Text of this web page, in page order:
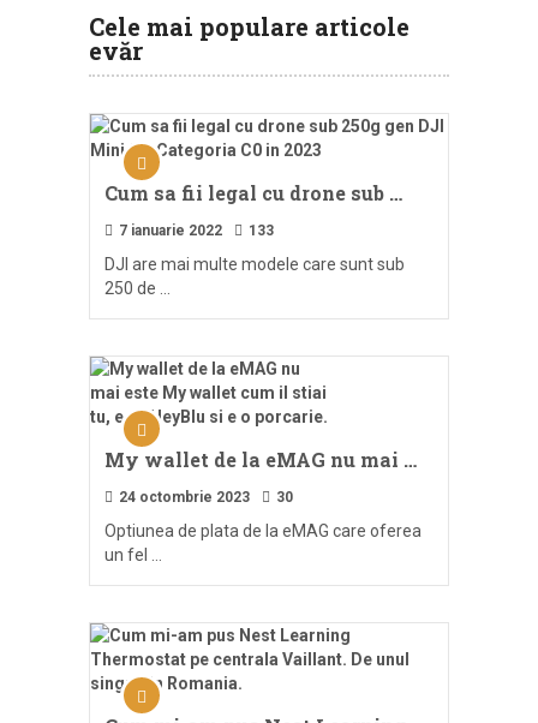
Cele mai populare articole
evăr
Cum sa fii legal cu drone sub …
7 ianuarie 2022 133
DJI are mai multe modele care sunt sub
250 de …
My wallet de la eMAG nu mai …
24 octombrie 2023 30
Optiunea de plata de la eMAG care oferea
un fel …